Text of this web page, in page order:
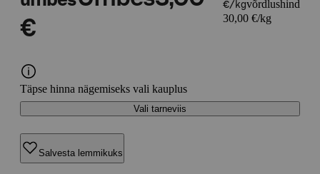
€
€/kgvõrdlushind
30,00 €/kg
Täpse hinna nägemiseks vali kauplus
Vali tarneviis
Salvesta lemmikuks